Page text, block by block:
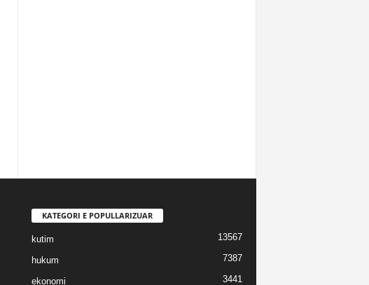
KATEGORI E POPULLARIZUAR
kutim 13567
hukum 7387
ekonomi 3441